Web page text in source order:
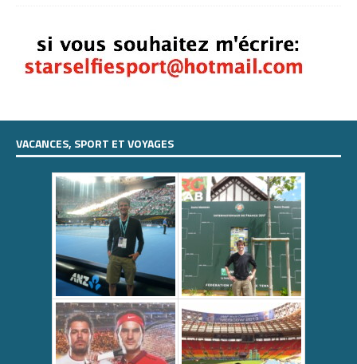
VACANCES, SPORT ET VOYAGES